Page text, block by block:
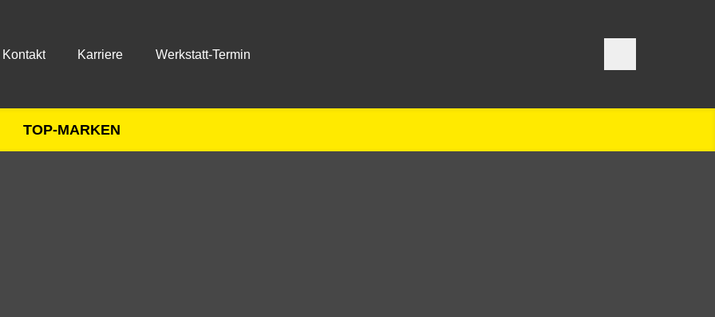
Kontakt Karriere Werkstatt-Termin
TOP-MARKEN